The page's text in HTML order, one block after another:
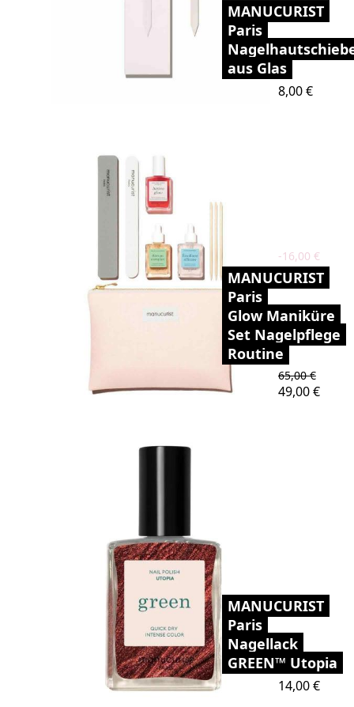
MANUCURIST
Paris
aus Glas
Preis
8,00 €
-16,00 €
MANUCURIST
Paris
Glow Maniküre
Set Nagelpflege
Routine
Verkaufspreis
65,00 €Preis
49,00 €
MANUCURIST
Paris
Nagellack
GREEN™ Utopia
Preis
14,00 €